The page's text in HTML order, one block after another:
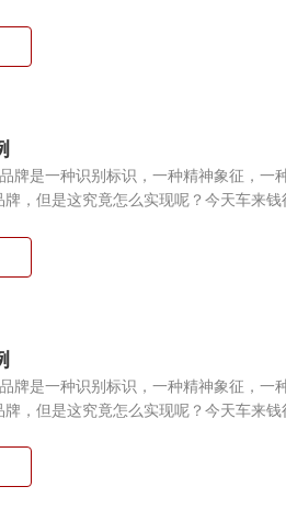
牌是一种识别标识，一种精神象征，一
，但是这究竟怎么实现呢？今天车来
牌是一种识别标识，一种精神象征，一
，但是这究竟怎么实现呢？今天车来